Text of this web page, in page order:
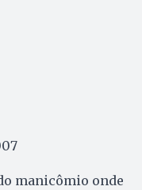
manicômio onde